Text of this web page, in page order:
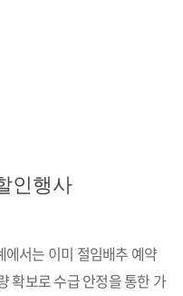
인행사
서는 이미 절임배추 예약
확보로 수급 안정을 통한 가